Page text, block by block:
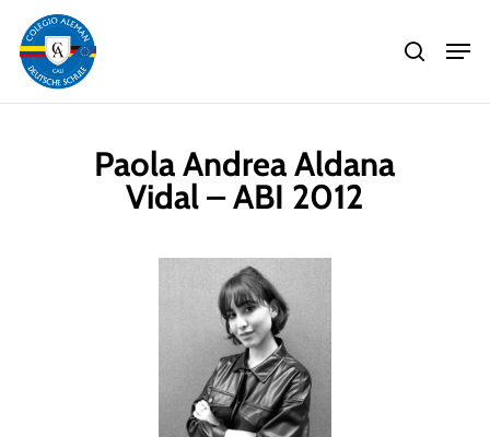
main
content
search
Paola Andrea Aldana
Vidal – ABI 2012